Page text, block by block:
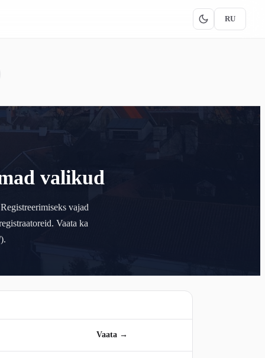
RU
valikud
vajad
Vaata ka
Vaata →